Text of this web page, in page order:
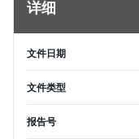
详细
文件日期
文件类型
报告号